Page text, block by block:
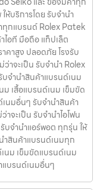
ห้บริการโดย รับจํานํา
ทุกแบรนด์ Rolex Patek
อที มือถือ แท็ปเล็ต
คาสูง ปลอดภัย โรงรับ
าจะเป็น รับจำนำ Rolex
จำนำสินค้าแบรนด์เนม
ม เสื้อแบรนด์เนม เข็มขัด
นมอื่นๆ รับจำนำสินค้า
จะเป็น รับจำนำไอโฟน
บจำนำแอร์พอต ทุกรุ่น ให้
ำสินค้าแบรนด์เนมทุก
นม เข็มขัดแบรนด์เนม
แบรนด์เนมอื่นๆ